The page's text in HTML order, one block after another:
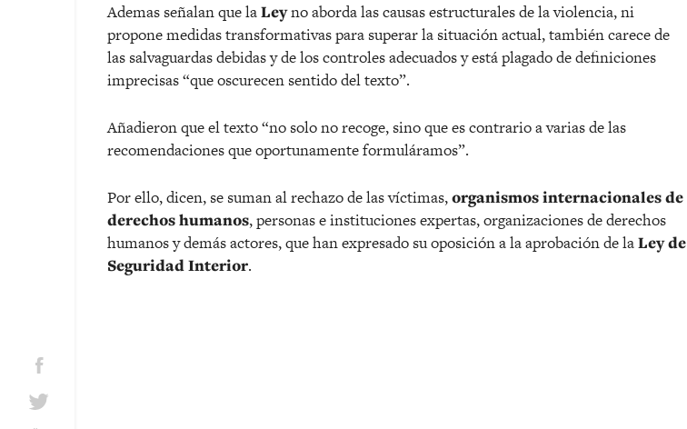
Ademas señalan que laLeyno aborda las causas estructurales de la violencia, ni
propone medidas transformativas para superar la situación actual, también carece de
las salvaguardas debidas y de los controles adecuados y está plagado de definiciones
imprecisas “que oscurecen sentido del texto”.
Añadieron que el texto “no solo no recoge, sino que es contrario a varias de las
recomendaciones que oportunamente formuláramos”.
Por ello, dicen, se suman al rechazo de las víctimas,organismos internacionales de
derechos humanos, personas e instituciones expertas, organizaciones de derechos
humanos y demás actores, que han expresado su oposición a la aprobación de laLey de
Seguridad Interior.